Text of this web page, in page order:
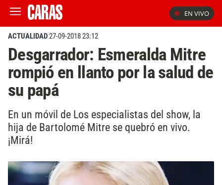
EN VIVO
ACTUALIDAD27-09-2018 23:12
Desgarrador: Esmeralda Mitre
rompió en llanto por la salud de
su papá
En un móvil de Los especialistas del show, la
hija de Bartolomé Mitre se quebró en vivo.
¡Mirá!